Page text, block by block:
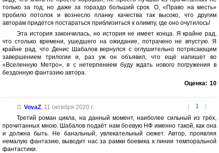
только за год, но даже за гораздо больший срок. О, «Право на месть»
пробило потолок и вознесло планку качества так высоко, что другим
авторам придётся постараться приблизиться к олимпу, где оно очутилось!
Эта история закончилась, но история не имеет конца. Я крайне рад,
что столько времени, ушедшего на ожидание, потрачено не впустую. Я
крайне рад, что Денис Шабалов вернулся с оглушительно потрясающим
завершением трилогии и, раз уж он объявил, что ещё напишет во
«Вселенную Метро», я с нетерпением буду ждать нового погружения в
бездонную фантазию автора.
Оценка: 10
[ 1 ]
VovaZ, 11 октября 2020 г.
Третий роман цикла, на данный момент, наиболее сильный из трёх,
прочитанных мною. Шабалов подаёт нам боевую НФ именно такой, как она
и должна быть. Не банальный, увлекательный сюжет. Автор, проявляя
немалую фантазию, выводит нас за рамки боевика к линии темпоральной
фантастики.